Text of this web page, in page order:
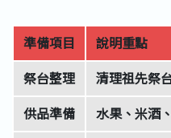
準備項目 說明重點
祭台整理
清理祖先祭
供品準備
水果、米酒